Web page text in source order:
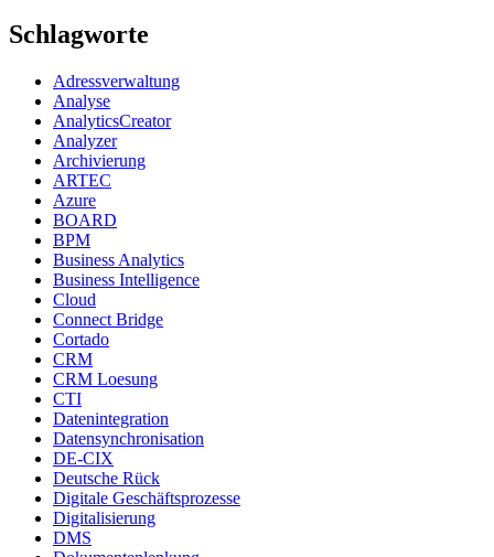
Schlagworte
Adressverwaltung
Analyse
AnalyticsCreator
Analyzer
Archivierung
ARTEC
Azure
BOARD
BPM
Business Analytics
Business Intelligence
Cloud
Connect Bridge
Cortado
CRM
CRM Loesung
CTI
Datenintegration
Datensynchronisation
DE-CIX
Deutsche Rück
Digitale Geschäftsprozesse
Digitalisierung
DMS